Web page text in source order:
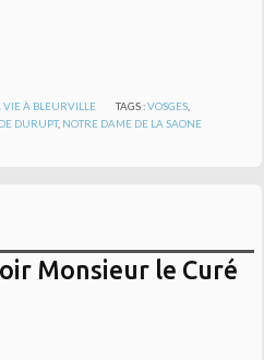
VIE À BLEURVILLE TAGS :VOSGES
DURUPT, NOTRE DAME DE LA SAONE
Monsieur le Curé